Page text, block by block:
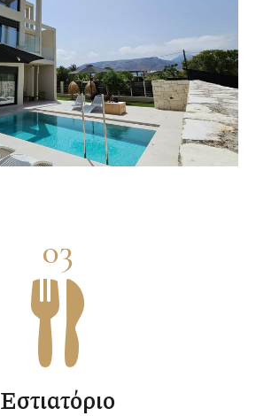
03
Εστιατόριο